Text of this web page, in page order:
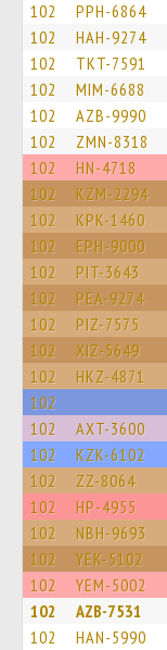
102 PPH-6864
102 HAH-9274
102 TKT-7591
102 MIM-6688
102 AZB-9990
102 ZMN-8318
102 HN-4718
102 KZM-2294
102 KPK-1460
102 EPH-9000
102 PIT-3643
102 PEA-9274
102 PIZ-7575
102 XIZ-5649
102 HKZ-4871
102
102 AXT-3600
102 KZK-6102
102 ZZ-8064
102 HP-4955
102 NBH-9693
102 YEK-5102
102 YEM-5002
102 AZB-7531
102 HAN-5990